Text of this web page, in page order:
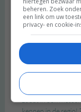
beheren. Zoek
een link om uw
privacy- en cookie-